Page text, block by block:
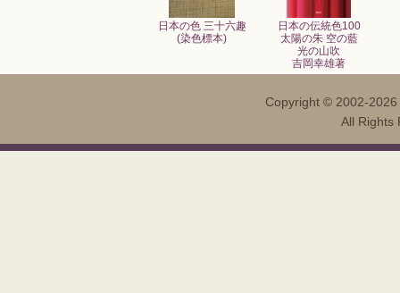
日本の色 三十六趣
(染色標本)
日本の伝統色100
太陽の朱 空の藍
光の山吹
吉岡幸雄著
Copyright © 2002-2026
All Rights